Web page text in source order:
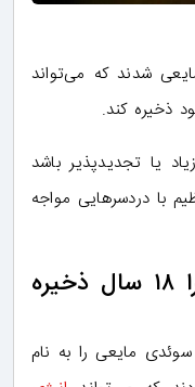
شدند که می‌تواند
یا تجدیدپذیر باشد
با دردسرهایی مواجه
مایعی که انرژی خورشید را ۱۸ سال ذخیره
مایعی را به نام